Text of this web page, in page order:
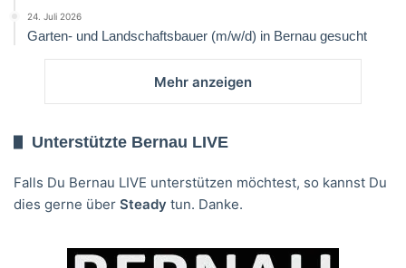
24. Juli 2026
Garten- und Landschaftsbauer (m/w/d) in Bernau gesucht
Mehr anzeigen
Unterstützte Bernau LIVE
Falls Du Bernau LIVE unterstützen möchtest, so kannst Du
dies gerne über Steady tun. Danke.